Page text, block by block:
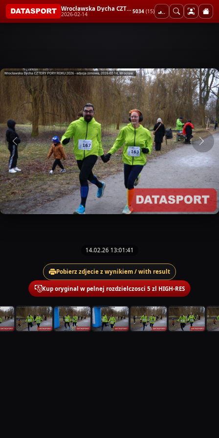
Wrocławska Dycha CZTERY PORY ROKU 2026 - edycja zimowa
2026-02-14 5034 (15)
14.02.26 13:01:41
Pobierz zdjecie z wynikiem / with result
Kup oryginal w pelnej rozdzielczosci 5 zl HIGH-RES